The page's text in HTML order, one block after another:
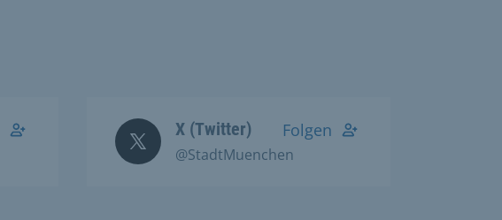
X (Twitter)
@StadtMuenchen
Folgen